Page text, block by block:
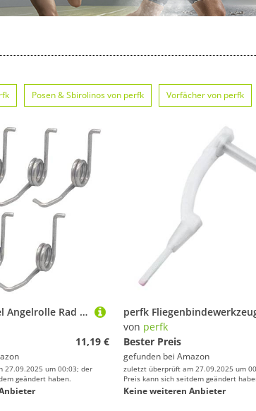
Posen & Sbirolinos von perfk Vorfächer von perfk
perfk Trommel Angelrolle Rad Feder Teil Bügelfeder Zubehör Kompressionsfedern Ausrüstung Edelstahl DIY Reparatur Tool für, 5 Pieces DIY 304
11,19 €
27.09.2025 um 00:03; der
geändert haben.
von perfk
Bester Preis
gefunden bei Amazon
zuletzt überprüft am 27.09.2025 um
Preis kann sich seitdem geändert
Keine weiteren Anbieter